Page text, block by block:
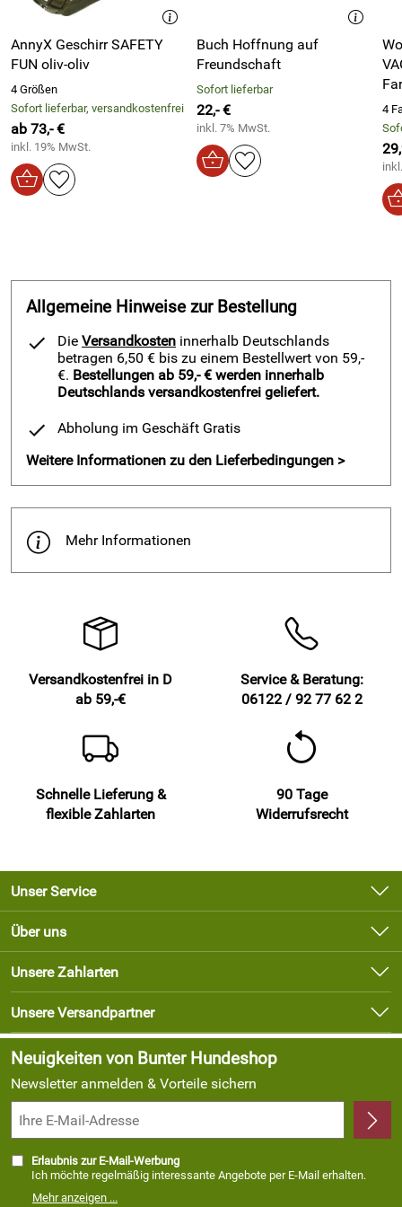
einer antiseptischen Lösung reinigst um das
Bakterienwachstum zu verhindern.
Größe/Material:
Größe:
9cm
Hersteller: fwf Friedrich Wilhelm GmbH & Co.KG,
Berkastraße 75, 37297 Berkatal-Frankershausen, info@fwf-
wilhelm.de
Verantwortliche Person: Geschäftsführer: Frank Wilhelm,
Berkastraße 75, 37297 Berkatal-Frankershausen, info@fwf-
AnnyX Geschirr SAFETY
FUN oliv-oliv
4 Größen
Sofort lieferbar, versandkostenfrei
ab 73,- €
inkl. 19% MwSt.
Buch Hoffnung auf
Freundschaft
Sofort lieferbar
22,- €
inkl. 7% MwSt.
4
Allgemeine Hinweise zur Bestellung
Die Versandkosten innerhalb Deutschlands
betragen 6,50 € bis zu einem Bestellwert von 59,-
€. Bestellungen ab 59,- € werden innerhalb
Deutschlands versandkostenfrei geliefert.
Abholung im Geschäft Gratis
Weitere Informationen zu den Lieferbedingungen >
Mehr Informationen
Versandkostenfrei in D
ab 59,-€
Service & Beratung:
06122 / 92 77 62 2
Schnelle Lieferung &
flexible Zahlarten
90 Tage
Widerrufsrecht
Unser Service
Kontakt
Newsletter
Lieferbedingungen
Kundenlogin
Über uns
Unsere Bestseller
Marken
Neu
Angebote
Unsere Zahlarten
Unsere Versandpartner
Neuigkeiten von Bunter Hundeshop
Newsletter anmelden & Vorteile sichern
Erlaubnis zur E-Mail-Werbung
Ich möchte regelmäßig interessante Angebote per E-Mail erhalten.
weitergegeben. Zu statistischen Zwecken wird in anonymer Form
Mehr anzeigen ...